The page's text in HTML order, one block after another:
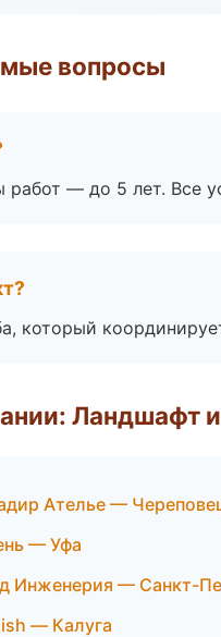
вопросы
— до 5 лет. Все
который
Ландшафт и
Ателье —
— Уфа
Инженерия — Санкт-
— Калуга